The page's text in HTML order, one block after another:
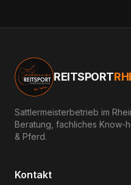
REITSPORT
Sattlermeisterbetrieb im
Beratung, fachliches Know-
& Pferd.
Kontakt